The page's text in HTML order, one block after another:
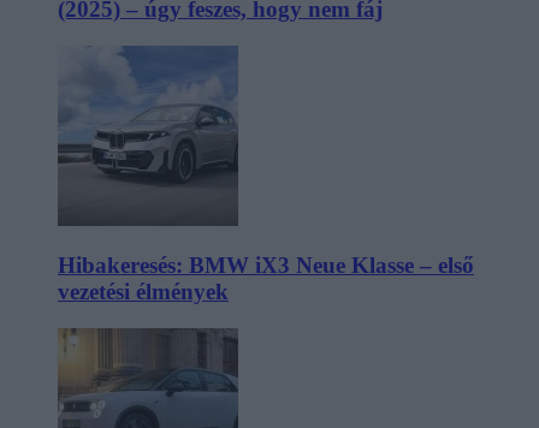
(2025) – úgy feszes, hogy nem fáj
Hibakeresés: BMW iX3 Neue Klasse – első
vezetési élmények